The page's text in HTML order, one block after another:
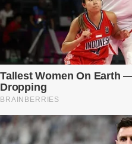
cũng dối trá và lạnh lùng. Gần
đêm không về. Và rồi, trong một
xuống bàn ly n...